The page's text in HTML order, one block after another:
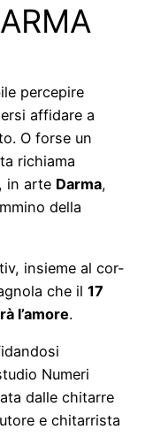
percepire
affidare a
O forse un
richiama
, in arte Darma,
della
insieme al cor-
che il 17
l’amore.
Numeri
dalle chitarre
e chitarrista